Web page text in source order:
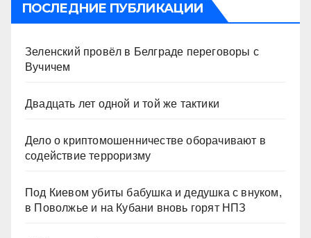
ПОСЛЕДНИЕ ПУБЛИКАЦИИ
Зеленский провёл в Белграде переговоры с
Вучичем
Двадцать лет одной и той же тактики
Дело о криптомошенничестве оборачивают в
содействие терроризму
Под Киевом убиты бабушка и дедушка с внуком,
в Поволжье и на Кубани вновь горят НПЗ